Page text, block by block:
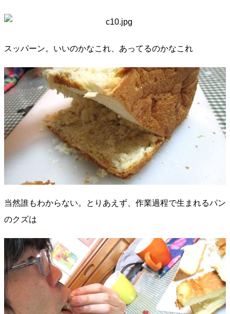
スッパーン。いいのかなこれ、あってるのかなこれ
当然誰もわからない。とりあえず、作業過程で生まれるパン
のクズは